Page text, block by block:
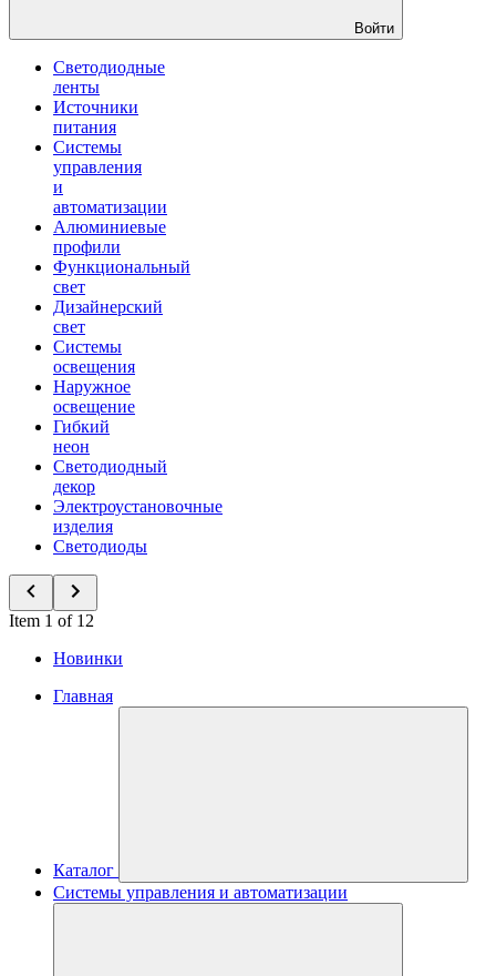
Войти
Светодиодные
ленты
Источники
питания
Системы
управления
и
автоматизации
Алюминиевые
профили
Функциональный
свет
Дизайнерский
свет
Системы
освещения
Наружное
освещение
Гибкий
неон
Светодиодный
декор
Электроустановочные
изделия
Светодиоды
Item 1 of 12
Новинки
Главная
Каталог
Системы управления и автоматизации